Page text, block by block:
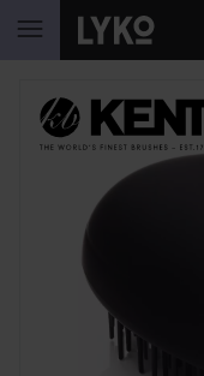
HOPPA TILL
HOPPA ÖVER